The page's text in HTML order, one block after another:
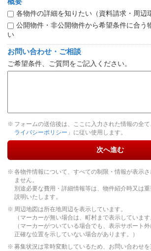
各物件の詳細を知りたい（資料請求・周辺
公開物件・非公開物件から希望条件に合う
い
お問い合わせ・ご相談
ご希望条件、ご質問をご記入ください。
フォームの送信後は、ここに入力された情報の全て
ライバシーポリシー 」に従い使用します。
次へ進む
各物件情報について、すべての制限・情報が表示
ません。
別途必要な費用・詳細情報等は、物件紹介時又は
説明いたします。
周辺地図は所在地周辺を表示しています。
（マーカーが無い場合は、町村まで表示しています
（マーカーがついている場合でも、表示サポート
正確な位置を示していない場合があります。）
募集状況は常時変動しているため、お問い合わせ